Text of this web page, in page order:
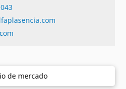
de mercado